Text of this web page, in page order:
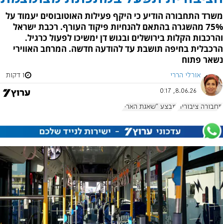
משרד התחבורה הודיע כי היקף פעילות האוטובוסים יעמוד על
75% מהשגרה בהתאם להנחיות פיקוד העורף. רכבת ישראל
והרכבות הקלות בירושלים ובגוש דן ימשיכו לפעול כרגיל.
הרכבלית בחיפה תושבת עד להודעה חדשה. המרחב האווירי
נשאר פתוח
אורלי הררי 1 דקות
8.06.26, 0:17
תחבורה ציבורית מבצע "שאגת הארי"